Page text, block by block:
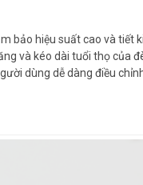
bảo hiệu suất cao và tiết
và kéo dài tuổi thọ của
dùng dễ dàng điều